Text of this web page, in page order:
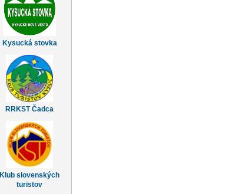
Kysucká stovka
RRKST Čadca
Klub slovenských
turistov